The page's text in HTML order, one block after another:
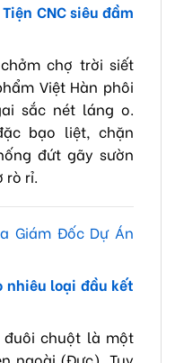
CNC siêu đầm
chợ trời siết
Việt Hàn phôi
sắc nét láng o.
bạo liệt, chặn
đứt gãy sườn
rò rỉ.
Giám Đốc Dự Án
nhiêu loại đầu kết
đuôi chuột là một
ngoài (Đực). Tuy